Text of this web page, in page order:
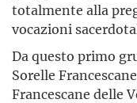
totalmente alla
vocazioni
Da questo primo
Sorelle
Francescane delle